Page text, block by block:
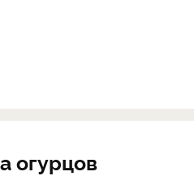
огурцов